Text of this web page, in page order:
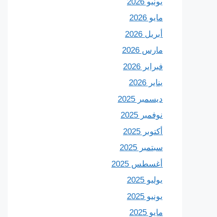
مايو 2026
أبريل 2026
مارس 2026
فبراير 2026
يناير 2026
ديسمبر 2025
نوفمبر 2025
أكتوبر 2025
سبتمبر 2025
أغسطس 2025
يوليو 2025
يونيو 2025
مايو 2025